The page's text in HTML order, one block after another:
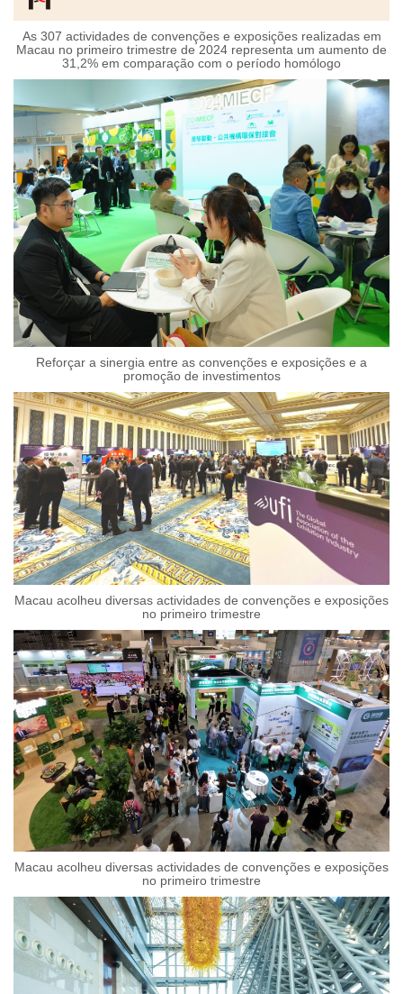
As 307 actividades de convenções e exposições realizadas em
Macau no primeiro trimestre de 2024 representa um aumento de
31,2% em comparação com o período homólogo
Reforçar a sinergia entre as convenções e exposições e a
promoção de investimentos
Macau acolheu diversas actividades de convenções e exposições
no primeiro trimestre
Macau acolheu diversas actividades de convenções e exposições
no primeiro trimestre